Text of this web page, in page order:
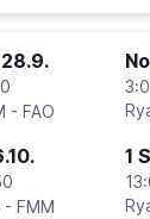
- FAO
- FMM
1